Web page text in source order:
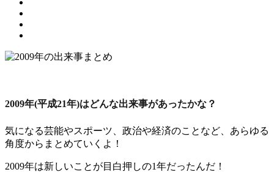
2009年(平成21年)はどんな出来事があったかな？
気になる芸能やスポーツ、政治や経済のことなど、あらゆる
角度からまとめていくよ！
2009年は新しいこと が目白押しの1年だったんだ！